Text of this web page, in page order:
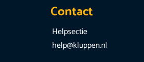
Contact
Helpsectie
help@kluppen.nl